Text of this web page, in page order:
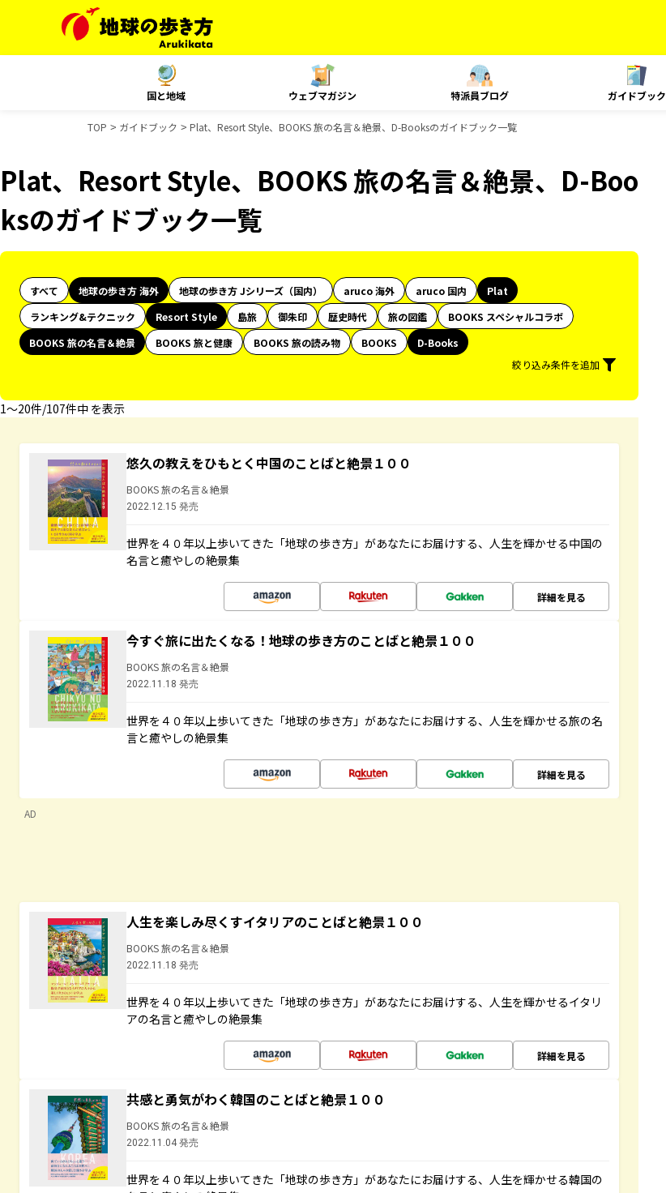
国と地域 ウェブマガジン 特派員ブログ ガイドブック
TOP ガイドブック Plat、Resort Style、BOOKS 旅の名言＆絶景、D-Booksのガイドブック一覧
Plat、Resort Style、BOOKS 旅の名言＆絶景、D-Boo
ksのガイドブック一覧
すべて 地球の歩き方 海外 地球の歩き方 Jシリーズ（国内） aruco 海外 aruco 国内
Plat
ランキング&テクニック
Resort Style 島旅 御朱印 歴史時代 旅の図鑑
BOOKS スペシャルコラボ
BOOKS 旅の名言＆絶景
BOOKS 旅と健康 BOOKS 旅の読み物 BOOKS
D-Books
絞り込み条件を追加
1〜20件/107件中 を表示
悠久の教えをひもとく中国のことばと絶景１００
BOOKS 旅の名言＆絶景
2022.12.15 発売
世界を４０年以上歩いてきた「地球の歩き方」があなたにお届けする、人生を輝かせる中国の
名言と癒やしの絶景集
詳細を見る
今すぐ旅に出たくなる！地球の歩き方のことばと絶景１００
BOOKS 旅の名言＆絶景
2022.11.18 発売
世界を４０年以上歩いてきた「地球の歩き方」があなたにお届けする、人生を輝かせる旅の名
言と癒やしの絶景集
詳細を見る
AD
人生を楽しみ尽くすイタリアのことばと絶景１００
BOOKS 旅の名言＆絶景
2022.11.18 発売
世界を４０年以上歩いてきた「地球の歩き方」があなたにお届けする、人生を輝かせるイタリ
アの名言と癒やしの絶景集
詳細を見る
共感と勇気がわく韓国のことばと絶景１００
BOOKS 旅の名言＆絶景
2022.11.04 発売
世界を４０年以上歩いてきた「地球の歩き方」があなたにお届けする、人生を輝かせる韓国の